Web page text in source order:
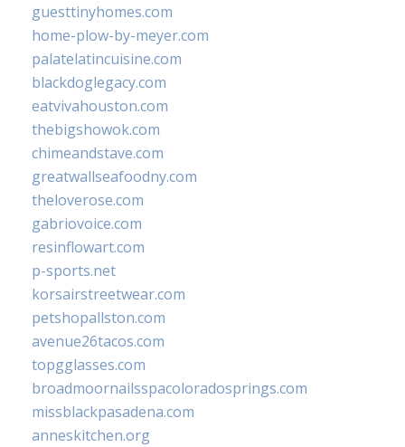
guesttinyhomes.com
home-plow-by-meyer.com
palatelatincuisine.com
blackdoglegacy.com
eatvivahouston.com
thebigshowok.com
chimeandstave.com
greatwallseafoodny.com
theloverose.com
gabriovoice.com
resinflowart.com
p-sports.net
korsairstreetwear.com
petshopallston.com
avenue26tacos.com
topgglasses.com
broadmoornailsspacoloradosprings.com
missblackpasadena.com
anneskitchen.org